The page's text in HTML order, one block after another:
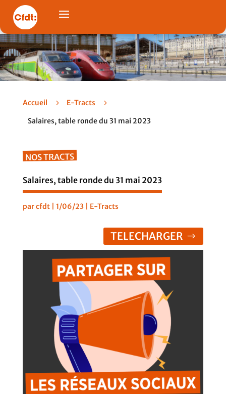
Accueil 5 E-Tracts
5
Salaires, table ronde du 31 mai 2023
NOS TRACTS
Salaires, table ronde du 31 mai 2023
parcfdt| 1/06/23| E-Tracts
TELECHARGER